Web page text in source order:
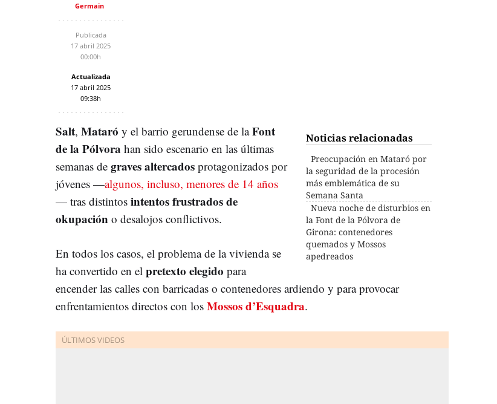
Germain
Publicada
17 abril 2025
00:00h
Actualizada
17 abril 2025
09:38h
Noticias relacionadas
Preocupación en Mataró por
la seguridad de la procesión
más emblemática de su
Semana Santa
Nueva noche de disturbios en
la Font de la Pólvora de
Girona: contenedores
quemados y Mossos
apedreados
Salt, Mataró y el barrio gerundense de laFont
de la Pólvora han sido escenario en las últimas
semanas de graves altercados protagonizados por
jóvenes —algunos, incluso, menores de 14 años
— tras distintos intentos frustrados de
okupación o desalojos conflictivos.
En todos los casos, el problema de la vivienda se
ha convertido en el pretexto elegido para
encender las calles con barricadas o contenedores ardiendo y para provocar
enfrentamientos directos con los Mossos d’Esquadra.